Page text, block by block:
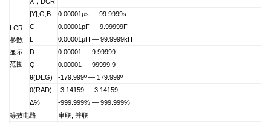
LCR
参数
显示
范围
|Y|,G,B 0.00001μs— 99.9999s
C
0.00001pF— 9.99999F
L
0.00001μH— 99.9999kH
D
0.00001— 9.99999
Q
0.00001— 99999.9
θ(DEG)
-179.999º — 179.999º
θ(RAD)
-3.14159— 3.14159
Δ%
-999.999%— 999.999%
等效电路
串联, 并联